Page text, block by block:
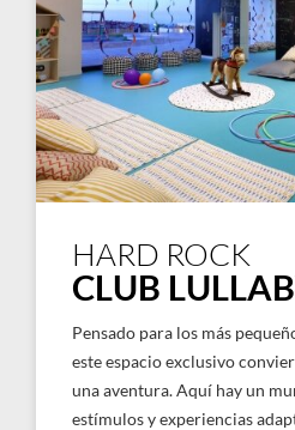
HARD ROCK
CLUB
Pensado para los más
este espacio exclusivo
una aventura. Aquí hay un
estímulos y experiencias